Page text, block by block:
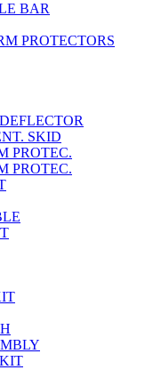
BAR
PROTECTORS
SKID
PROTEC.
PROTEC.